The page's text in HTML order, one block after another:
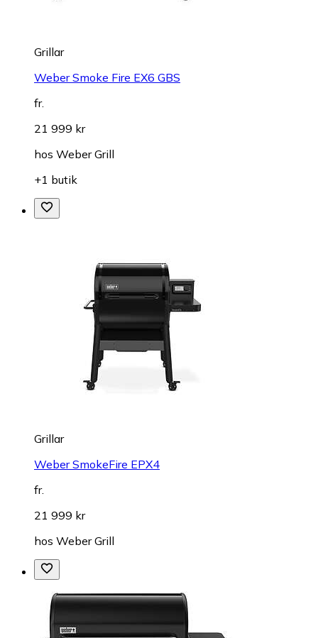
Grillar
Weber Smoke Fire EX6 GBS
fr.
21 999 kr
hos Weber Grill
+1 butik
Grillar
Weber SmokeFire EPX4
fr.
21 999 kr
hos Weber Grill